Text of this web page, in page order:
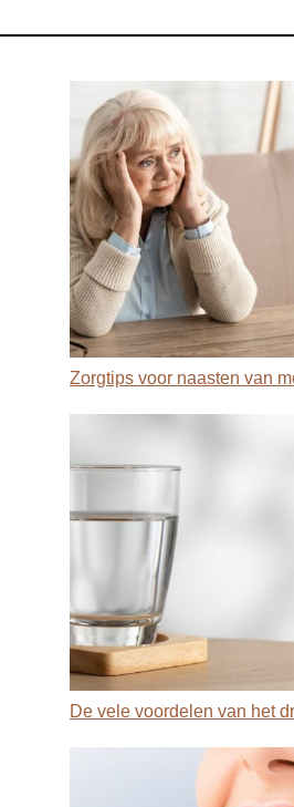
Zorgtips voor naasten van
De vele voordelen van het